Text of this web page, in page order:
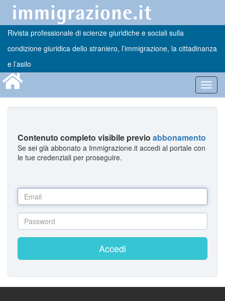
Rivista professionale di scienze giuridiche e sociali sulla
condizione giuridica dello straniero, l’immigrazione, la cittadinanza
e l’asilo
Contenuto completo visibile previo abbonamento
Se sei già abbonato a Immigrazione.it accedi al portale con
le tue credenziali per proseguire.
Accedi